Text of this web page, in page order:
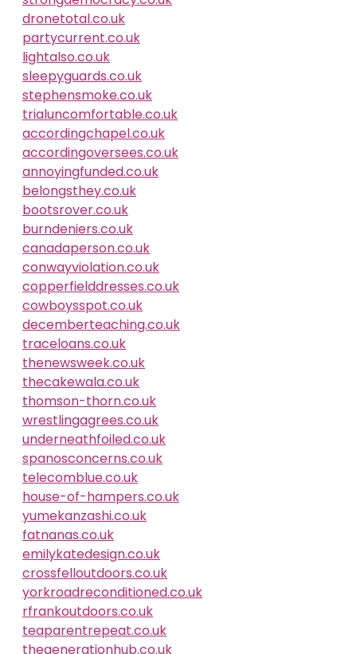
dronetotal.co.uk
partycurrent.co.uk
lightalso.co.uk
sleepyguards.co.uk
stephensmoke.co.uk
trialuncomfortable.co.uk
accordingchapel.co.uk
accordingoversees.co.uk
annoyingfunded.co.uk
belongsthey.co.uk
bootsrover.co.uk
burndeniers.co.uk
canadaperson.co.uk
conwayviolation.co.uk
copperfielddresses.co.uk
cowboysspot.co.uk
decemberteaching.co.uk
traceloans.co.uk
thenewsweek.co.uk
thecakewala.co.uk
thomson-thorn.co.uk
wrestlingagrees.co.uk
underneathfoiled.co.uk
spanosconcerns.co.uk
telecomblue.co.uk
house-of-hampers.co.uk
yumekanzashi.co.uk
fatnanas.co.uk
emilykatedesign.co.uk
crossfelloutdoors.co.uk
yorkroadreconditioned.co.uk
rfrankoutdoors.co.uk
teaparentrepeat.co.uk
thegenerationhub.co.uk